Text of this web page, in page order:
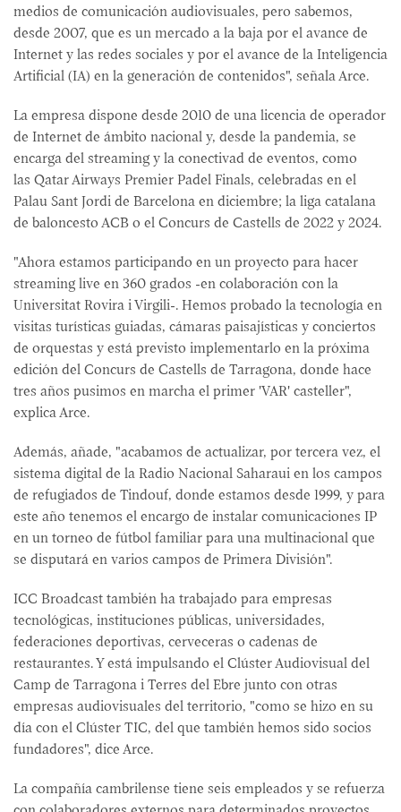
medios de comunicación audiovisuales, pero sabemos,
desde 2007, que es un mercado a la baja por el avance de
Internet y las redes sociales y por el avance de la Inteligencia
Artificial (IA) en la generación de contenidos", señala Arce.
La empresa dispone desde 2010 de una licencia de operador
de Internet de ámbito nacional y, desde la pandemia, se
encarga del streaming y la conectivad de eventos, como
las Qatar Airways Premier Padel Finals, celebradas en el
Palau Sant Jordi de Barcelona en diciembre; la liga catalana
de baloncesto ACB o el Concurs de Castells de 2022 y 2024.
"Ahora estamos participando en un proyecto para hacer
streaming live en 360 grados -en colaboración con la
Universitat Rovira i Virgili-. Hemos probado la tecnología en
visitas turísticas guiadas, cámaras paisajísticas y conciertos
de orquestas y está previsto implementarlo en la próxima
edición del Concurs de Castells de Tarragona, donde hace
tres años pusimos en marcha el primer 'VAR' casteller",
explica Arce.
Además, añade, "acabamos de actualizar, por tercera vez, el
sistema digital de la Radio Nacional Saharaui en los campos
de refugiados de Tindouf, donde estamos desde 1999, y para
este año tenemos el encargo de instalar comunicaciones IP
en un torneo de fútbol familiar para una multinacional que
se disputará en varios campos de Primera División".
ICC Broadcast también ha trabajado para empresas
tecnológicas, instituciones públicas, universidades,
federaciones deportivas, cerveceras o cadenas de
restaurantes. Y está impulsando el Clúster Audiovisual del
Camp de Tarragona i Terres del Ebre junto con otras
empresas audiovisuales del territorio, "como se hizo en su
día con el Clúster TIC, del que también hemos sido socios
fundadores", dice Arce.
La compañía cambrilense tiene seis empleados y se refuerza